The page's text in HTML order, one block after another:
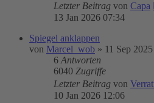
Letzter Beitrag von Capa
13 Jan 2026 07:34
Spiegel anklappen
von Marcel_wob » 11 Sep
6 Antworten
6040 Zugriffe
Letzter Beitrag von
10 Jan 2026 12:06